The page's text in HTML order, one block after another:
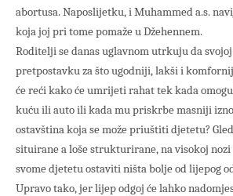
abortusa. Naposlijetku, i Muhammed a.s.
koja joj pri tome pomaže u Džehennem.
Roditelji se danas uglavnom utrkuju da
pretpostavku za što ugodniji, lakši i
će reći kako će umrijeti rahat tek kada
kuću ili auto ili kada mu priskrbe masniji
ostavština koja se može priuštiti djetetu?
situirane a loše strukturirane, na visokoj nozi
svome djetetu ostaviti ništa bolje od lijepog
Upravo tako, jer lijep odgoj će lahko